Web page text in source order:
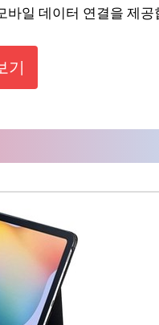
바일 데이터 연결을 제공
기